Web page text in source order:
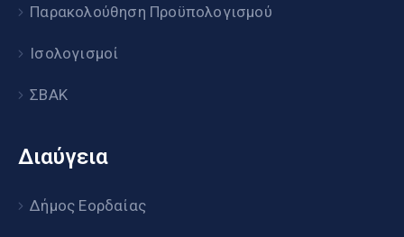
Παρακολούθηση Προϋπολογισμού
Ισολογισμοί
ΣΒΑΚ
Διαύγεια
Δήμος Εορδαίας